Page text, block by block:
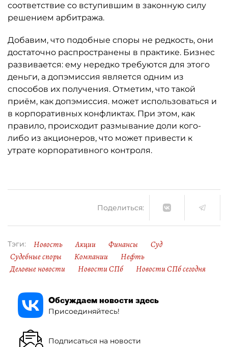
соответствие со вступившим в законную силу
решением арбитража.
Добавим, что подобные споры не редкость, они
достаточно распространены в практике. Бизнес
развивается: ему нередко требуются для этого
деньги, а допэмиссия является одним из
способов их получения. Отметим, что такой
приём, как допэмиссия. может использоваться и
в корпоративных конфликтах. При этом, как
правило, происходит размывание доли кого-
либо из акционеров, что может привести к
утрате корпоративного контроля.
Поделиться:
Тэги: Новость Акции Финансы
Суд
Судебные споры
Компании
Нефть
Деловые новости
Новости СПб Новости СПб сегодня
Обсуждаем новости здесь
Присоединяйтесь!
Подписаться на новости